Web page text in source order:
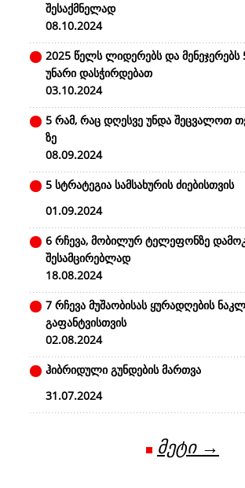
შესაქმნელად
08.10.2024
2025 წელს ლიდერებს და მენეჯერებს
უნარი დასჭირდებათ
03.10.2024
5 რამ, რაც დღესვე უნდა შეცვალოთ
ზე
08.09.2024
5 სტრატეგია სამსახურის ძიებისთვის
01.09.2024
6 რჩევა, მობილურ ტელეფონზე
შესამცირებლად
18.08.2024
7 რჩევა მუშაობისას ყურადღების
გაფანტვისთვის
02.08.2024
ჰიბრიდული გუნდების მართვა
31.07.2024
მეტი →